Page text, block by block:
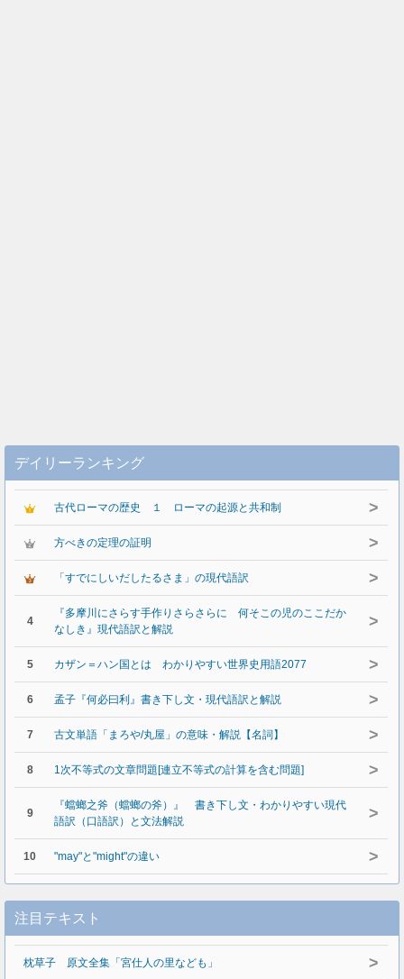
デイリーランキング
古代ローマの歴史 １ ローマの起源と共和制 >
方べきの定理の証明 >
「すでにしいだしたるさま」の現代語訳 >
4
『多摩川にさらす手作りさらさらに 何そこの児のここだか
なしき』現代語訳と解説
>
5 カザン＝ハン国とは わかりやすい世界史用語2077 >
6 孟子『何必曰利』書き下し文・現代語訳と解説 >
7 古文単語「まろや/丸屋」の意味・解説【名詞】 >
8 1次不等式の文章問題[連立不等式の計算を含む問題] >
9
『蟷螂之斧（蟷螂の斧）』 書き下し文・わかりやすい現代
語訳（口語訳）と文法解説
>
10 "may"と"might"の違い >
注目テキスト
枕草子 原文全集「宮仕人の里なども」 >